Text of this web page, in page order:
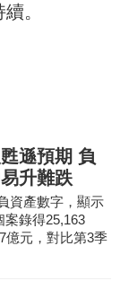
。
遜預期 負
升難跌
資產數字，顯示
案錄得25,163
億元，對比第3季
億元，宗數及金